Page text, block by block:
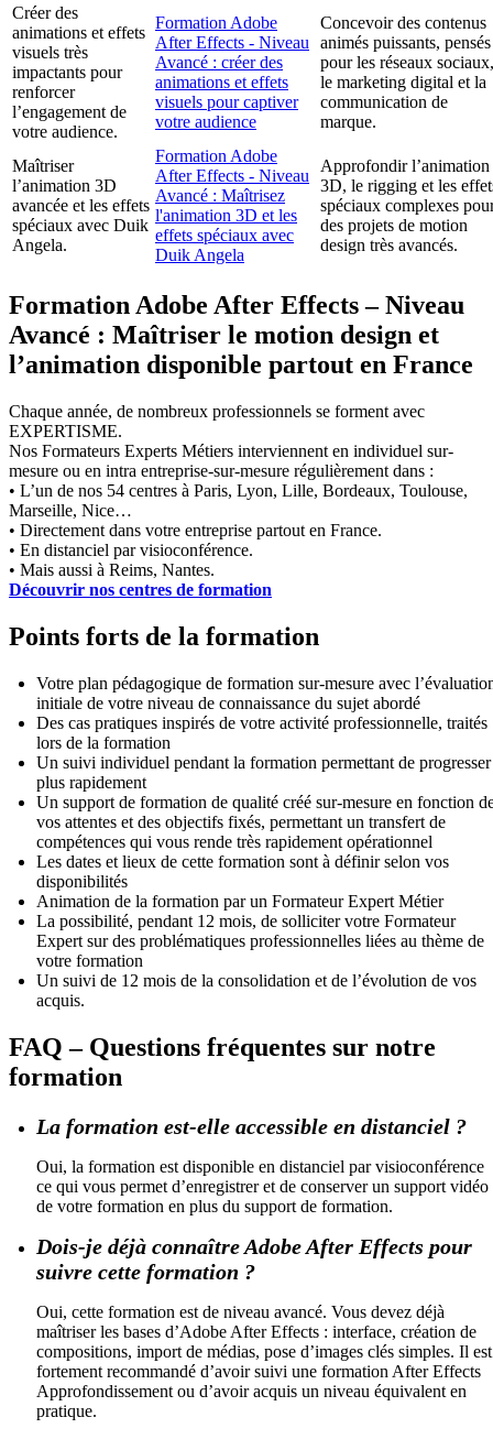
Créer des
animations et effets
visuels très
impactants pour
renforcer
l’engagement de
votre audience.
Formation Adobe
After Effects - Niveau
Avancé : créer des
animations et effets
visuels pour captiver
votre audience
Concevoir des contenus
animés puissants, pensés
pour les réseaux sociaux,
le marketing digital et la
communication de
marque.
Maîtriser
l’animation 3D
avancée et les effets
spéciaux avec Duik
Angela.
Formation Adobe
After Effects - Niveau
Avancé : Maîtrisez
l'animation 3D et les
effets spéciaux avec
Duik Angela
Approfondir l’animation
3D, le rigging et les
spéciaux complexes
des projets de motion
design très avancés.
Formation Adobe After Effects – Niveau
Avancé : Maîtriser le motion design et
l’animation disponible partout en France
Chaque année, de nombreux professionnels se forment avec
EXPERTISME.
Nos Formateurs Experts Métiers interviennent en individuel sur-
mesure ou en intra entreprise-sur-mesure régulièrement dans :
• L’un de nos 54 centres à Paris, Lyon, Lille, Bordeaux, Toulouse,
Marseille, Nice…
• Directement dans votre entreprise partout en France.
• En distanciel par visioconférence.
• Mais aussi à Reims, Nantes.
Découvrir nos centres de formation
Points forts de la formation
Votre plan pédagogique de formation sur-mesure avec
initiale de votre niveau de connaissance du sujet abordé
Des cas pratiques inspirés de votre activité professionnelle, traités
lors de la formation
Un suivi individuel pendant la formation permettant de progresser
plus rapidement
Un support de formation de qualité créé sur-mesure en fonction
vos attentes et des objectifs fixés, permettant un transfert de
compétences qui vous rende très rapidement opérationnel
Les dates et lieux de cette formation sont à définir selon vos
disponibilités
Animation de la formation par un Formateur Expert Métier
La possibilité, pendant 12 mois, de solliciter votre Formateur
Expert sur des problématiques professionnelles liées au thème de
votre formation
Un suivi de 12 mois de la consolidation et de l’évolution de vos
acquis.
FAQ – Questions fréquentes sur notre
formation
La formation est-elle accessible en distanciel ?
Oui, la formation est disponible en distanciel par visioconférence
ce qui vous permet d’enregistrer et de conserver un support vidéo
de votre formation en plus du support de formation.
Dois-je déjà connaître Adobe After Effects pour
suivre cette formation ?
Oui, cette formation est de niveau avancé. Vous devez déjà
maîtriser les bases d’Adobe After Effects : interface, création de
compositions, import de médias, pose d’images clés simples. Il est
fortement recommandé d’avoir suivi une formation After Effects
Approfondissement ou d’avoir acquis un niveau équivalent en
pratique.